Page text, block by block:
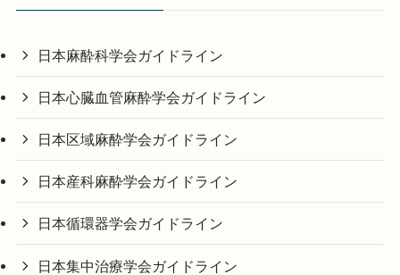
日本麻酔科学会ガイドライン
日本心臓血管麻酔学会ガイドライン
日本区域麻酔学会ガイドライン
日本産科麻酔学会ガイドライン
日本循環器学会ガイドライン
日本集中治療学会ガイドライン